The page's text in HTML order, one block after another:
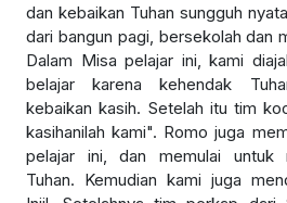
dan kebaikan Tuhan sungguh
dari bangun pagi, bersekolah dan
Dalam Misa pelajar ini, kami
belajar karena kehendak
kebaikan kasih. Setelah itu tim
kasihanilah kami". Romo juga
pelajar ini, dan memulai untuk
Tuhan. Kemudian kami juga